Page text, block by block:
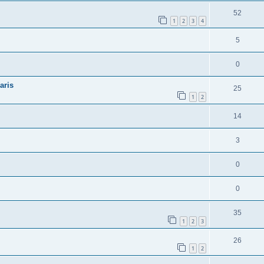
1 2 3 4
52
5
0
1 2
25
14
3
0
0
1 2 3
35
1 2
26